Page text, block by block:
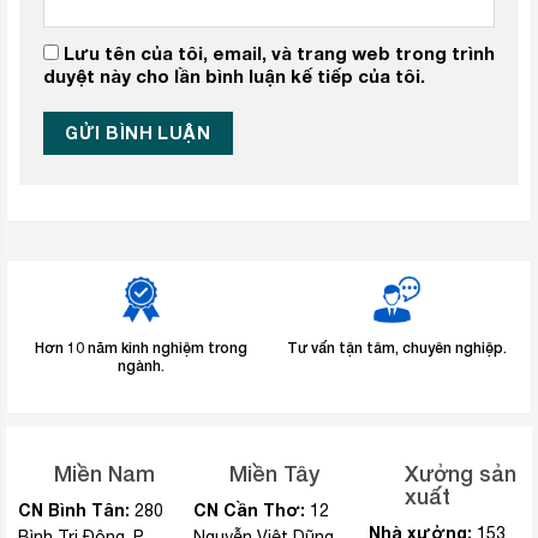
Lưu tên của tôi, email, và trang web trong trình
duyệt này cho lần bình luận kế tiếp của tôi.
Hơn 10 năm kinh nghiệm trong
ngành.
Tư vấn tận tâm, chuyên nghiệp.
Miền Nam
CN Bình Tân: 280
Miền Tây
CN Cần Thơ: 12
Xưởng sản
xuất
Nhà xưởng: 153